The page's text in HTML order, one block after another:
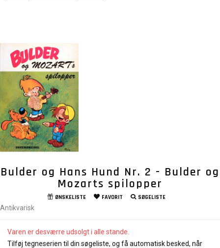
Bulder og Hans Hund Nr. 2 - Bulder og
Mozarts spilopper
ØNSKELISTE FAVORIT SØGELISTE
Antikvarisk
Varen er desværre udsolgt i alle stande.
Tilføj tegneserien til din søgeliste, og få automatisk besked, når